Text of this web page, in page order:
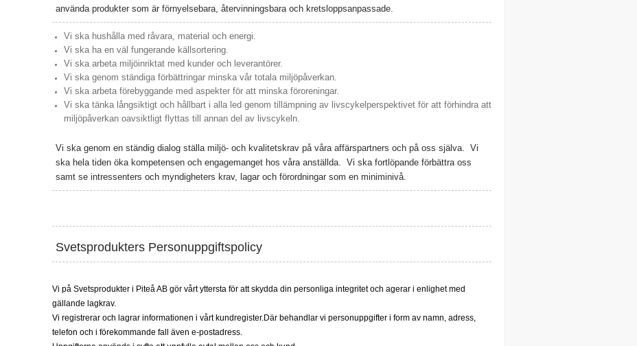
använda produkter som är förnyelsebara, återvinningsbara och kretsloppsanpassade.
Vi ska hushålla med råvara, material och energi.
Vi ska ha en väl fungerande källsortering.
Vi ska arbeta miljöinriktat med kunder och leverantörer.
Vi ska genom ständiga förbättringar minska vår totala miljöpåverkan.
Vi ska arbeta förebyggande med aspekter för att minska föroreningar.
Vi ska tänka långsiktigt och hållbart i alla led genom tillämpning av livscykelperspektivet för att förhindra att
miljöpåverkan oavsiktligt flyttas till annan del av livscykeln.
Vi ska genom en ständig dialog ställa miljö- och kvalitetskrav på våra affärspartners och på oss själva. Vi
ska hela tiden öka kompetensen och engagemanget hos våra anställda. Vi ska fortlöpande förbättra oss
samt se intressenters och myndigheters krav, lagar och förordningar som en miniminivå.
Svetsprodukters Personuppgiftspolicy
Vi på Svetsprodukter i Piteå AB gör vårt yttersta för att skydda din personliga integritet och agerar i enlighet med
gällande lagkrav.
Vi registrerar och lagrar informationen i vårt kundregister.Där behandlar vi personuppgifter i form av namn, adress,
telefon och i förekommande fall även e-postadress.